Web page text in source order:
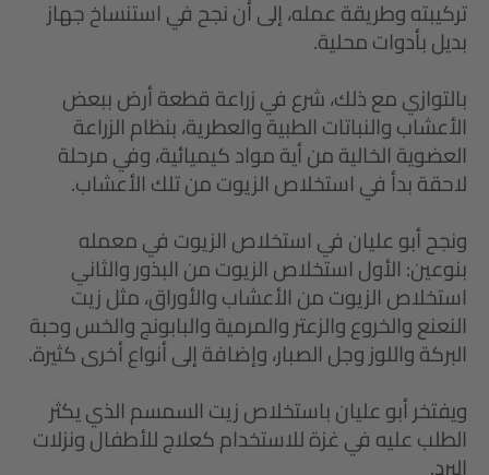
تركيبته وطريقة عمله، إلى أن نجح في استنساخ جهاز
بديل بأدوات محلية.
بالتوازي مع ذلك، شرع في زراعة قطعة أرض ببعض
الأعشاب والنباتات الطبية والعطرية، بنظام الزراعة
العضوية الخالية من أية مواد كيميائية، وفي مرحلة
لاحقة بدأ في استخلاص الزيوت من تلك الأعشاب.
ونجح أبو عليان في استخلاص الزيوت في معمله
بنوعين: الأول استخلاص الزيوت من البذور والثاني
استخلاص الزيوت من الأعشاب والأوراق، مثل زيت
النعنع والخروع والزعتر والمرمية والبابونج والخس وحبة
البركة واللوز وجل الصبار، وإضافة إلى أنواع أخرى كثيرة.
ويفتخر أبو عليان باستخلاص زيت السمسم الذي يكثر
الطلب عليه في غزة للاستخدام كعلاج للأطفال ونزلات